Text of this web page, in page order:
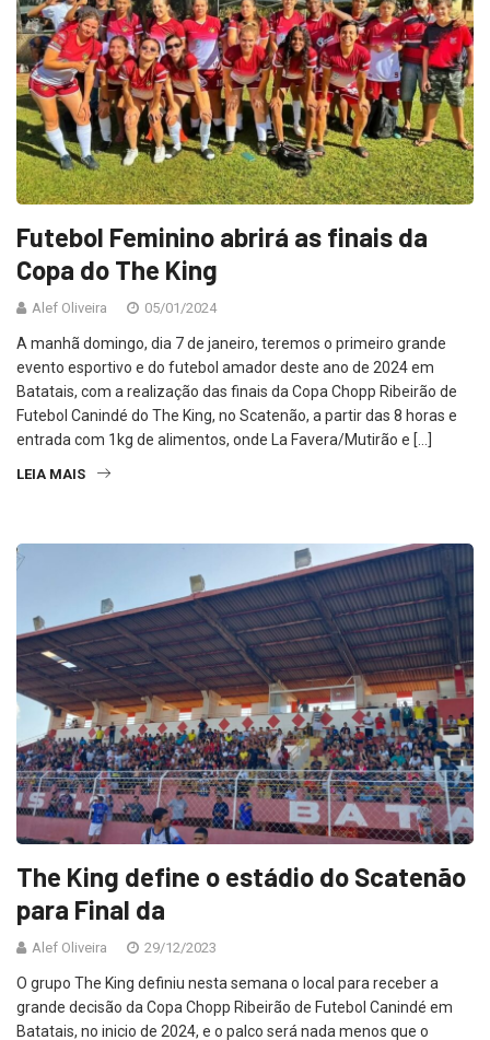
Futebol Feminino abrirá as finais da
Copa do The King
Alef Oliveira 05/01/2024
A manhã domingo, dia 7 de janeiro, teremos o primeiro grande
evento esportivo e do futebol amador deste ano de 2024 em
Batatais, com a realização das finais da Copa Chopp Ribeirão de
Futebol Canindé do The King, no Scatenão, a partir das 8 horas e
entrada com 1kg de alimentos, onde La Favera/Mutirão e […]
LEIA MAIS
The King define o estádio do Scatenão
para Final da
Alef Oliveira 29/12/2023
O grupo The King definiu nesta semana o local para receber a
grande decisão da Copa Chopp Ribeirão de Futebol Canindé em